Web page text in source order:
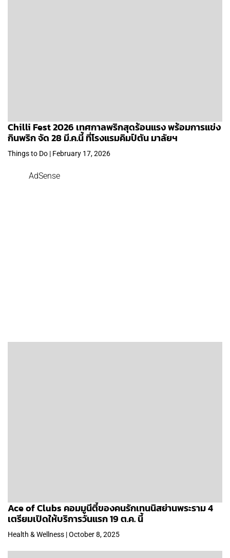
Chilli Fest 2026 เทศกาลพริกสุดร้อนแรง พร้อมการแข่ง
กินพริก จัด 28 มี.ค.นี้ ที่โรงแรมคิมป์ตัน มาลัยฯ
Things to Do | February 17, 2026
AdSense
Ace of Clubs คอมมูนีตี้ของคนรักเทนนิสย่านพระราม 4
เตรียมเปิดให้บริการวันแรก 19 ต.ค. นี้
Health & Wellness | October 8, 2025